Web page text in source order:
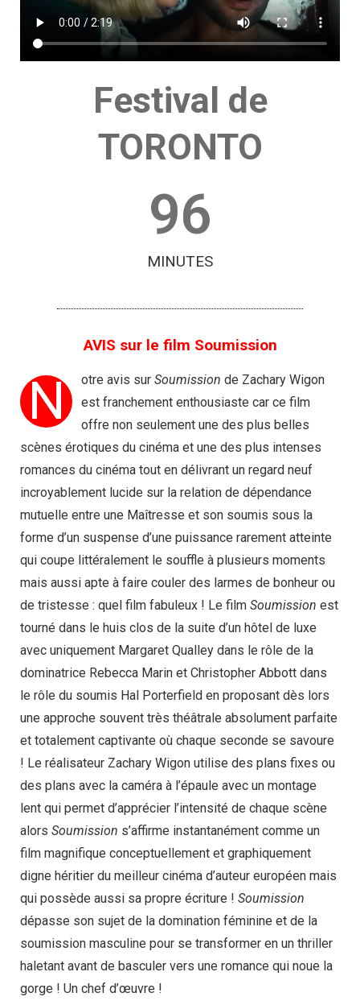
Festival de
TORONTO
96
MINUTES
AVIS sur le film Soumission
N otre avis sur Soumission de Zachary Wigon
est franchement enthousiaste car ce film
offre non seulement une des plus belles
scènes érotiques du cinéma et une des plus intenses
romances du cinéma tout en délivrant un regard neuf
incroyablement lucide sur la relation de dépendance
mutuelle entre une Maîtresse et son soumis sous la
forme d’un suspense d’une puissance rarement atteinte
qui coupe littéralement le souffle à plusieurs moments
mais aussi apte à faire couler des larmes de bonheur ou
de tristesse : quel film fabuleux ! Le film Soumission est
tourné dans le huis clos de la suite d’un hôtel de luxe
avec uniquement Margaret Qualley dans le rôle de la
dominatrice Rebecca Marin et Christopher Abbott dans
le rôle du soumis Hal Porterfield en proposant dès lors
une approche souvent très théâtrale absolument parfaite
et totalement captivante où chaque seconde se savoure
! Le réalisateur Zachary Wigon utilise des plans fixes ou
des plans avec la caméra à l’épaule avec un montage
lent qui permet d’apprécier l’intensité de chaque scène
alors Soumission s’affirme instantanément comme un
film magnifique conceptuellement et graphiquement
digne héritier du meilleur cinéma d’auteur européen mais
qui possède aussi sa propre écriture ! Soumission
dépasse son sujet de la domination féminine et de la
soumission masculine pour se transformer en un thriller
haletant avant de basculer vers une romance qui noue la
gorge ! Un chef d’œuvre !